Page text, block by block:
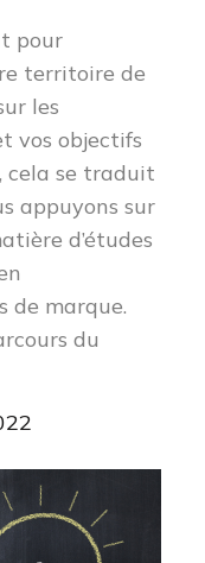
pour
territoire de
les
vos objectifs
cela se traduit
appuyons sur
d’études
de marque.
du